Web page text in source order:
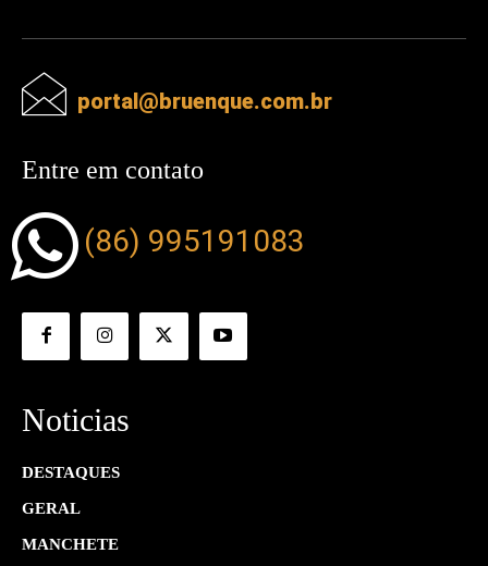
portal@bruenque.com.br
Entre em contato
(86) 995191083
Noticias
DESTAQUES
GERAL
MANCHETE